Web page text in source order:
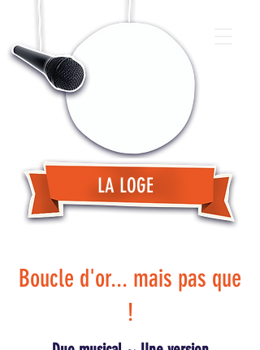
LA LOGE
Boucle d'or... mais pas que
!